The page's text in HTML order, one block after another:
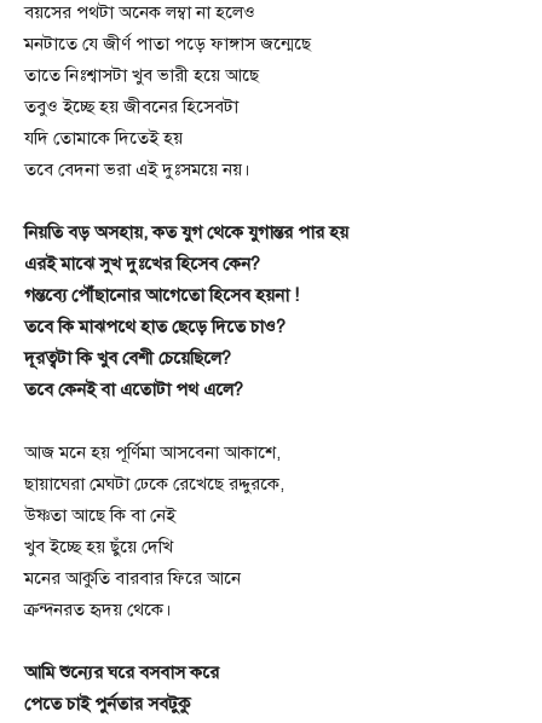
বয়সের পথটা অনেক লম্বা না হলেও
মনটাতে যে জীর্ণ পাতা পড়ে ফাঙ্গাস জন্মেছে
তাতে নিঃশ্বাসটা খুব ভারী হয়ে আছে
তবুও ইচ্ছে হয় জীবনের হিসেবটা
যদি তোমাকে দিতেই হয়
তবে বেদনা ভরা এই দুঃসময়ে নয়।
নিয়তি বড় অসহায়, কত যুগ থেকে যুগান্তর পার হয়
এরই মাঝে সুখ দুঃখের হিসেব কেন?
গন্তব্যে পৌঁছানোর আগেতো হিসেব হয়না !
তবে কি মাঝপথে হাত ছেড়ে দিতে চাও?
দূরত্বটা কি খুব বেশী চেয়েছিলে?
তবে কেনই বা এতোটা পথ এলে?
আজ মনে হয় পূর্ণিমা আসবেনা আকাশে,
ছায়াঘেরা মেঘটা ঢেকে রেখেছে রদ্দুরকে,
উষ্ণতা আছে কি বা নেই
খুব ইচ্ছে হয় ছুঁয়ে দেখি
মনের আকুতি বারবার ফিরে আনে
ক্রন্দনরত হৃদয় থেকে।
আমি শুন্যের ঘরে বসবাস করে
পেতে চাই পুর্নতার সবটুকু